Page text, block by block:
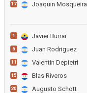
17 Joaquin Mosqueira
1 Javier Burrai
6 Juan Rodriguez
11 Valentin Depietri
15 Blas Riveros
20 Augusto Schott